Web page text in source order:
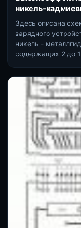
никель-
Здесь описана
зарядного
никель -
содержащих 2 до